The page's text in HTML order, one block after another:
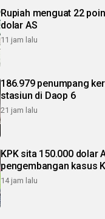
Rupiah menguat 22
dolar AS
11 jam lalu
186.979 penumpang
stasiun di Daop 6
21 jam lalu
KPK sita 150.000 dolar
pengembangan kasus
14 jam lalu